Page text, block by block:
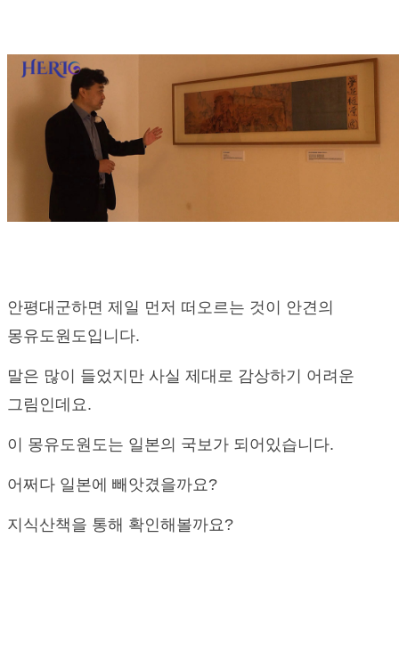
안평대군하면 제일 먼저 떠오르는 것이 안견의
몽유도원도입니다.
말은 많이 들었지만 사실 제대로 감상하기 어려운
그림인데요.
이 몽유도원도는 일본의 국보가 되어있습니다.
어쩌다 일본에 빼앗겼을까요?
지식산책을 통해 확인해볼까요?